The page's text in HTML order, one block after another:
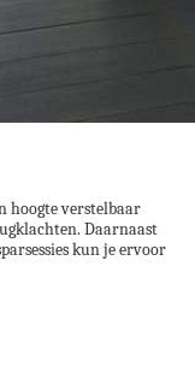
hoogte verstelbaar
Daarnaast
kun je ervoor